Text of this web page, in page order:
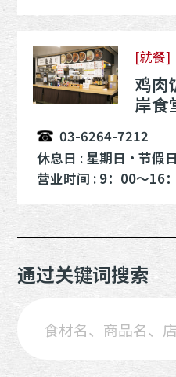
[就餐]
鸡肉
岸食
03-6264-7212
休息日 : 星期日・节假
营业时间 : 9：00～16
通过关键词搜索